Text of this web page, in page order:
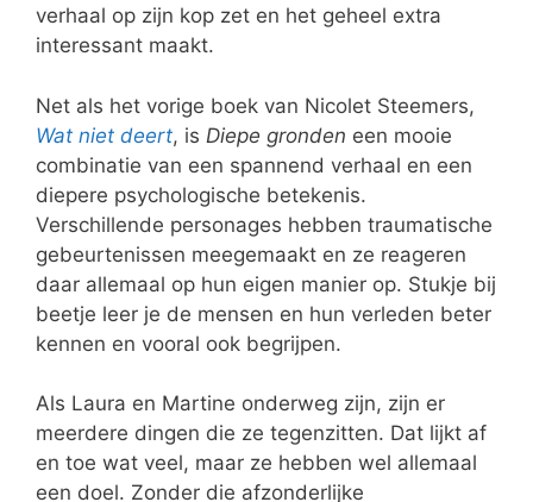
verhaal op zijn kop zet en het geheel extra
interessant maakt.
Net als het vorige boek van Nicolet Steemers,
Wat niet deert, is Diepe gronden een mooie
combinatie van een spannend verhaal en een
diepere psychologische betekenis.
Verschillende personages hebben traumatische
gebeurtenissen meegemaakt en ze reageren
daar allemaal op hun eigen manier op. Stukje bij
beetje leer je de mensen en hun verleden beter
kennen en vooral ook begrijpen.
Als Laura en Martine onderweg zijn, zijn er
meerdere dingen die ze tegenzitten. Dat lijkt af
en toe wat veel, maar ze hebben wel allemaal
een doel. Zonder die afzonderlijke